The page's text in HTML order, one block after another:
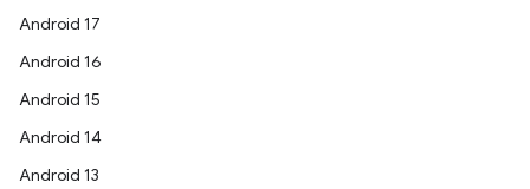
Android 17
Android 16
Android 15
Android 14
Android 13